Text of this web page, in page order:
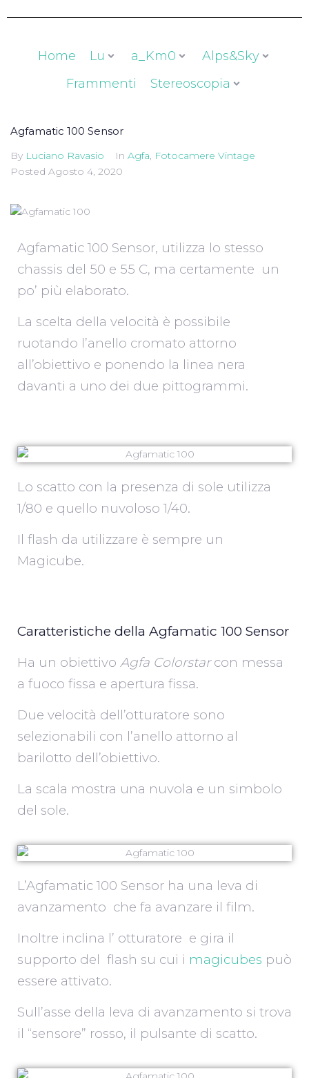
Home Lu a_Km0
Alps&Sky
Frammenti
Stereoscopia
Agfamatic 100 Sensor
By Luciano Ravasio In Agfa, Fotocamere Vintage
Posted Agosto 4, 2020
Agfamatic 100 Sensor, utilizza lo stesso
chassis del 50 e 55 C, ma certamente un
po’ più elaborato.
La scelta della velocità è possibile
ruotando l’anello cromato attorno
all’obiettivo e ponendo la linea nera
davanti a uno dei due pittogrammi.
Lo scatto con la presenza di sole utilizza
1/80 e quello nuvoloso 1/40.
Il flash da utilizzare è sempre un
Magicube.
Caratteristiche della Agfamatic 100 Sensor
Ha un obiettivo Agfa Colorstarcon messa
a fuoco fissa e apertura fissa.
Due velocità dell’otturatore sono
selezionabili con l’anello attorno al
barilotto dell’obiettivo.
La scala mostra una nuvola e un simbolo
del sole.
L’Agfamatic 100 Sensor ha una leva di
avanzamento che fa avanzare il film.
Inoltre inclina l’ otturatore e gira il
supporto del flash su cui i magicubes può
essere attivato.
Sull’asse della leva di avanzamento si trova
il “sensore” rosso, il pulsante di scatto.